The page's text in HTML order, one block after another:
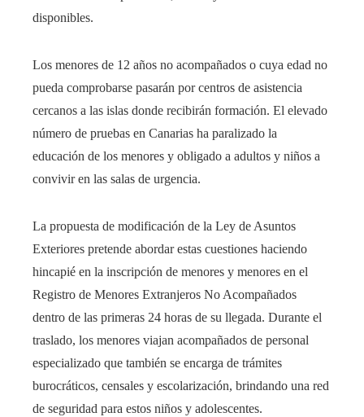
disponibles.
Los menores de 12 años no acompañados o cuya edad no
pueda comprobarse pasarán por centros de asistencia
cercanos a las islas donde recibirán formación. El elevado
número de pruebas en Canarias ha paralizado la
educación de los menores y obligado a adultos y niños a
convivir en las salas de urgencia.
La propuesta de modificación de la Ley de Asuntos
Exteriores pretende abordar estas cuestiones haciendo
hincapié en la inscripción de menores y menores en el
Registro de Menores Extranjeros No Acompañados
dentro de las primeras 24 horas de su llegada. Durante el
traslado, los menores viajan acompañados de personal
especializado que también se encarga de trámites
burocráticos, censales y escolarización, brindando una red
de seguridad para estos niños y adolescentes.